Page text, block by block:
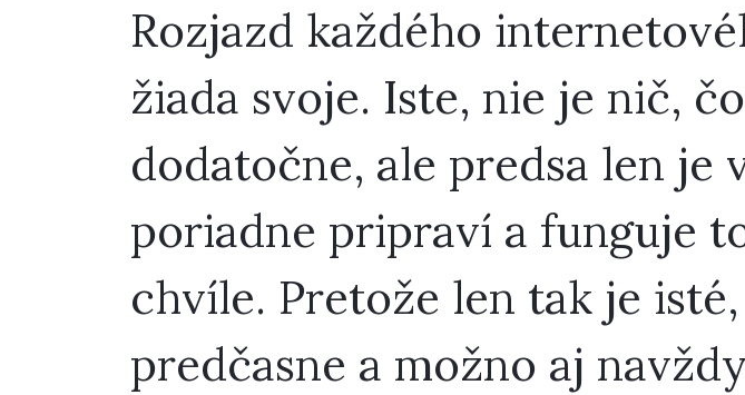
Rozjazd každého
žiada svoje. Iste, nie je nič,
dodatočne, ale predsa len je
poriadne pripraví a funguje
chvíle. Pretože len tak je
predčasne a možno aj